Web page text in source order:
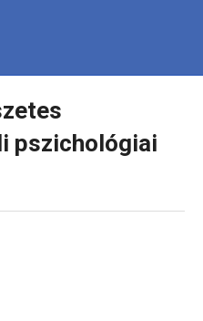
pszichológiai